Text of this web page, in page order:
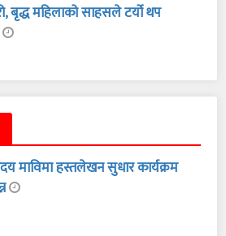
बृद्ध महिलाको साहसले टर्यो थप
माविमा हस्तलेखन सुधार कार्यक्रम